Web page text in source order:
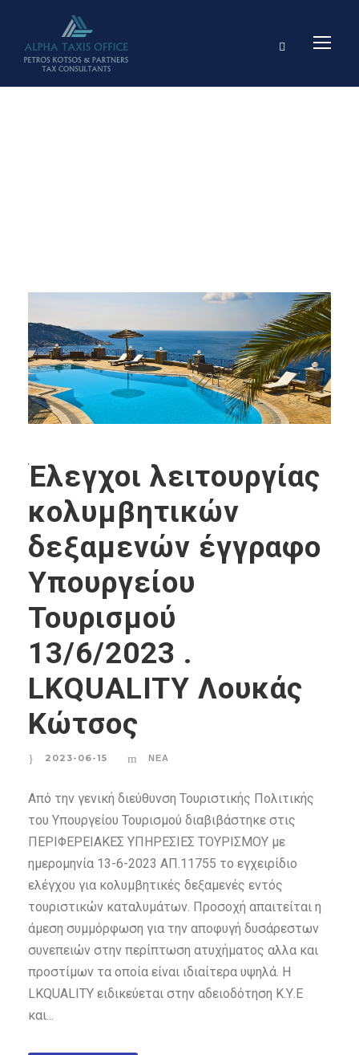
Έλεγχοι λειτουργίας
κολυμβητικών
δεξαμενών έγγραφο
Υπουργείου
Τουρισμού
13/6/2023 .
LKQUALITY Λουκάς
Κώτσος
2023-06-15 ΝΈΑ
Από την γενική διεύθυνση Τουριστικής Πολιτικής
του Υπουργείου Τουρισμού διαβιβάστηκε στις
ΠΕΡΙΦΕΡΕΙΑΚΕΣ ΥΠΗΡΕΣΙΕΣ ΤΟΥΡΙΣΜΟΥ με
ημερομηνία 13-6-2023 ΑΠ.11755 το εγχειρίδιο
ελέγχου για κολυμβητικές δεξαμενές εντός
τουριστικών καταλυμάτων. Προσοχή απαιτείται η
άμεση συμμόρφωση για την αποφυγή δυσάρεστων
συνεπειών στην περίπτωση ατυχήματος αλλα και
προστίμων τα οποία είναι ιδιαίτερα υψηλά. H
LKQUALITY ειδικεύεται στην αδειοδότηση Κ.Υ.Ε
και...